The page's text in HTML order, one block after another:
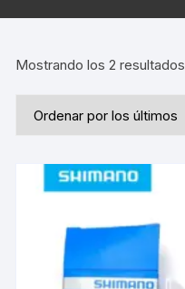
Mostrando los 2 resultados